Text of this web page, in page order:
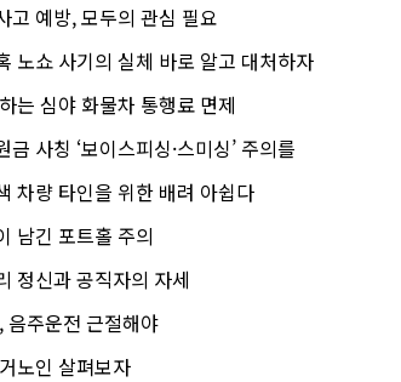
고 예방, 모두의 관심 필요
노쇼 사기의 실체 바로 알고 대처하자
는 심야 화물차 통행료 면제
사칭 ‘보이스피싱·스미싱’ 주의를
차량 타인을 위한 배려 아쉽다
남긴 포트홀 주의
정신과 공직자의 자세
음주운전 근절해야
노인 살펴보자